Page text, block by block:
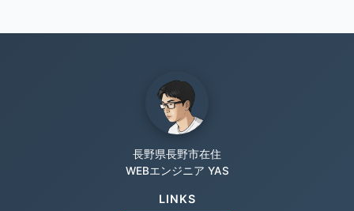
長野県長野市在住
WEBエンジニア YAS
LINKS